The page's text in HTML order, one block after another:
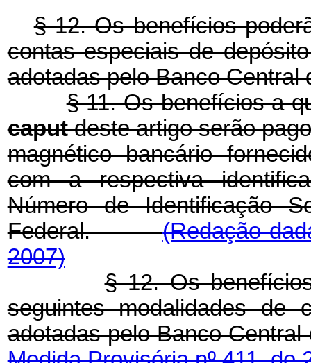
§ 12. Os benefícios
contas especiais de
adotadas pelo Banco Central
§ 11. Os benefícios a
caputdeste artigo serão
magnético bancário
com a respectiva
Número de Identificação
Federal.(Redação
2007)
§ 12. Os
seguintes modalidades de
adotadas pelo Banco